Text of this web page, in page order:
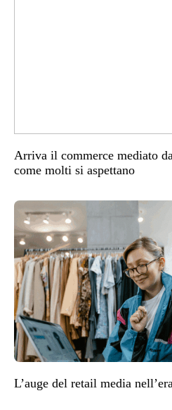
Arriva il commerce mediato
come molti si aspettano
L’auge del retail media